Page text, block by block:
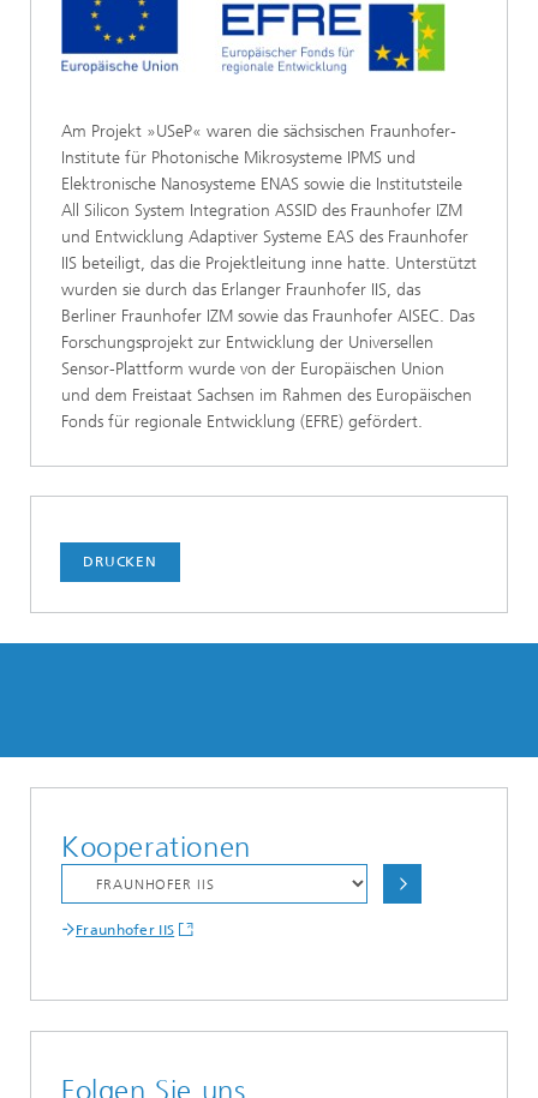
Am Projekt »USeP« waren die sächsischen Fraunhofer-
Institute für Photonische Mikrosysteme IPMS und
Elektronische Nanosysteme ENAS sowie die Institutsteile
All Silicon System Integration ASSID des Fraunhofer IZM
und Entwicklung Adaptiver Systeme EAS des Fraunhofer
IIS beteiligt, das die Projektleitung inne hatte. Unterstützt
wurden sie durch das Erlanger Fraunhofer IIS, das
Berliner Fraunhofer IZM sowie das Fraunhofer AISEC. Das
Forschungsprojekt zur Entwicklung der Universellen
Sensor-Plattform wurde von der Europäischen Union
und dem Freistaat Sachsen im Rahmen des Europäischen
Fonds für regionale Entwicklung (EFRE) gefördert.
DRUCKEN
Kooperationen
Fraunhofer IIS
Folgen Sie uns